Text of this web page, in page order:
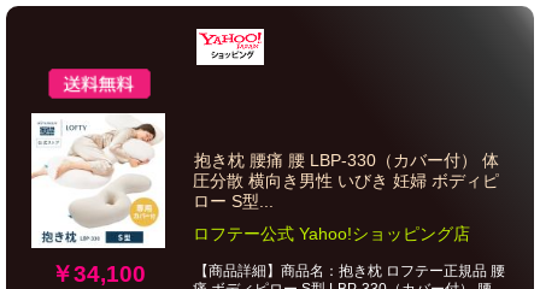
￥34,100
抱き枕 腰痛 腰 LBP-330（カバー付） 体
圧分散 横向き男性 いびき 妊婦 ボディピ
ロー S型...
ロフテー公式 Yahoo!ショッピング店
【商品詳細】商品名：抱き枕 ロフテー正規品 腰